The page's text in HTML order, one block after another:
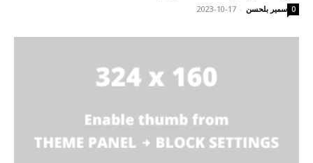
سمير بلحسن -
2023-10-17 0